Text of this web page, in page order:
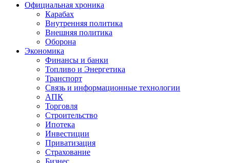
Официальная хроника
Карабах
Внутренняя политика
Внешняя политика
Оборона
Экономика
Финансы и банки
Топливо и Энергетика
Транспорт
Связь и информационные технологии
АПК
Торговля
Строительство
Ипотека
Инвестиции
Приватизация
Страхование
Бизнес